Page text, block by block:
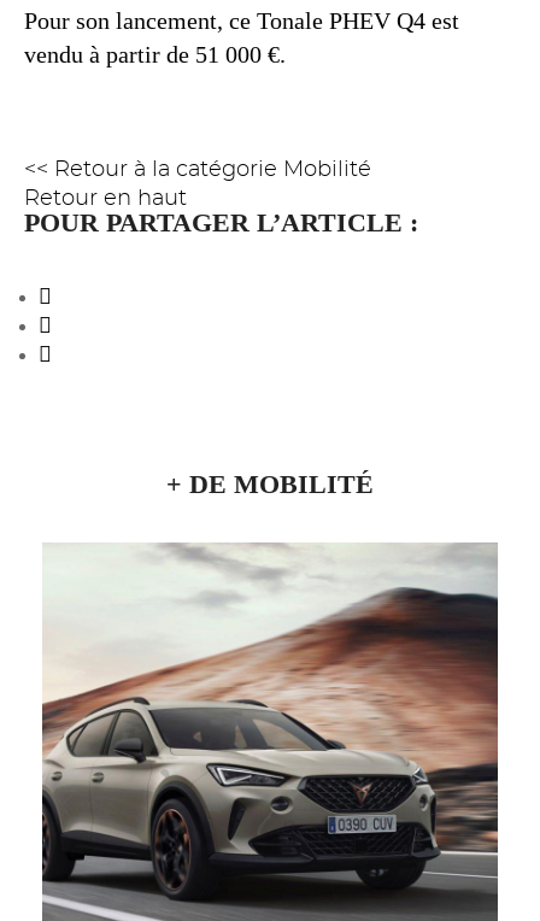
Pour son lancement, ce Tonale PHEV Q4 est
vendu à partir de 51 000 €.
<< Retour à la catégorie Mobilité
Retour en haut
POUR PARTAGER L’ARTICLE :
+ DE MOBILITÉ